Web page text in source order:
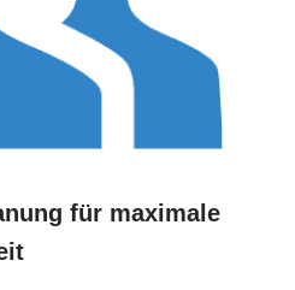
für maximale